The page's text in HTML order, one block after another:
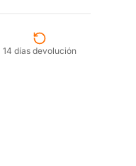
14 días devolución